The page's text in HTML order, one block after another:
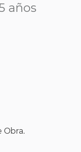
años
Obra.